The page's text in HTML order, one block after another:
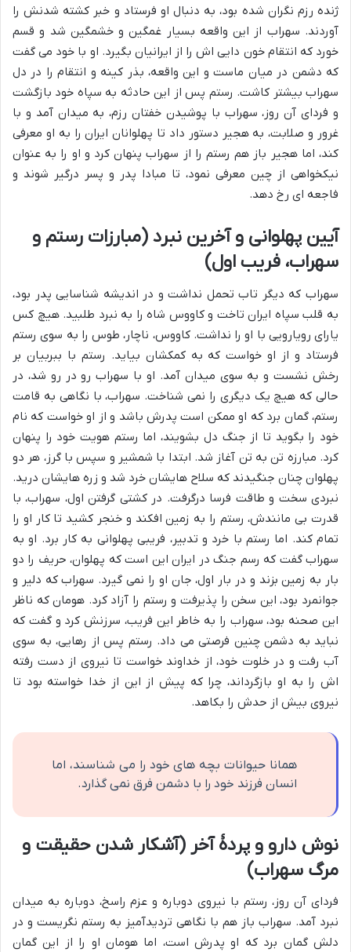
ژنده رزم نگران شده بود، به دنبال او فرستاد و خبر کشته شدنش را
آوردند. سهراب از این واقعه بسیار غمگین و خشمگین شد و قسم
خورد که انتقام خون دایی اش را از ایرانیان بگیرد. او با خود می گفت
که دشمن در میان ماست و این واقعه، بذر کینه و انتقام را در دل
سهراب بیشتر کاشت. رستم پس از این حادثه به سپاه خود بازگشت
و فردای آن روز، سهراب با پوشیدن خفتان رزم، به میدان آمد و با
غرور و صلابت، به هجیر دستور داد تا پهلوانان ایران را به او معرفی
کند، اما هجیر باز هم رستم را از سهراب پنهان کرد و او را به عنوان
نیکخواهی از چین معرفی نمود، تا مبادا پدر و پسر درگیر شوند و
فاجعه ای رخ دهد.
آیین پهلوانی و آخرین نبرد (مبارزات رستم و
سهراب، فریب اول)
سهراب که دیگر تاب تحمل نداشت و در اندیشه شناسایی پدر بود،
به قلب سپاه ایران تاخت و کاووس شاه را به نبرد طلبید. هیچ کس
یارای رویارویی با او را نداشت. کاووس، ناچار، طوس را به سوی رستم
فرستاد و از او خواست که به کمکشان بیاید. رستم با ببربیان بر
رخش نشست و به سوی میدان آمد. او با سهراب رو در رو شد، در
حالی که هیچ یک دیگری را نمی شناخت. سهراب، با نگاهی به قامت
رستم، گمان برد که او ممکن است پدرش باشد و از او خواست که نام
خود را بگوید تا از جنگ دل بشویند، اما رستم هویت خود را پنهان
کرد. مبارزه تن به تن آغاز شد. ابتدا با شمشیر و سپس با گرز، هر دو
پهلوان چنان جنگیدند که سلاح هایشان خرد شد و زره هایشان درید.
نبردی سخت و طاقت فرسا درگرفت. در کشتی گرفتن اول، سهراب، با
قدرت بی مانندش، رستم را به زمین افکند و خنجر کشید تا کار او را
تمام کند. اما رستم با خرد و تدبیر، فریبی پهلوانی به کار برد. او به
سهراب گفت که رسم جنگ در ایران این است که پهلوان، حریف را دو
بار به زمین بزند و در بار اول، جان او را نمی گیرد. سهراب که دلیر و
جوانمرد بود، این سخن را پذیرفت و رستم را آزاد کرد. هومان که ناظر
این صحنه بود، سهراب را به خاطر این فریب، سرزنش کرد و گفت که
نباید به دشمن چنین فرصتی می داد. رستم پس از رهایی، به سوی
آب رفت و در خلوت خود، از خداوند خواست تا نیروی از دست رفته
اش را به او بازگرداند، چرا که پیش از این از خدا خواسته بود تا
نیروی بیش از حدش را بکاهد.
همانا حیوانات بچه های خود را می شناسند، اما
انسان فرزند خود را با دشمن فرق نمی گذارد.
نوش دارو و پردۀ آخر (آشکار شدن حقیقت و
مرگ سهراب)
فردای آن روز، رستم با نیروی دوباره و عزم راسخ، دوباره به میدان
نبرد آمد. سهراب باز هم با نگاهی تردیدآمیز به رستم نگریست و در
دلش گمان برد که او پدرش است، اما هومان او را از این گمان